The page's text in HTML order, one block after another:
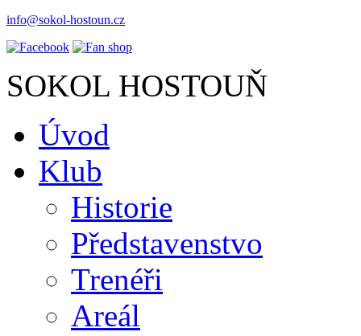
info@sokol-hostoun.cz
SOKOL HOSTOUŇ
Úvod
Klub
Historie
Představenstvo
Trenéři
Areál